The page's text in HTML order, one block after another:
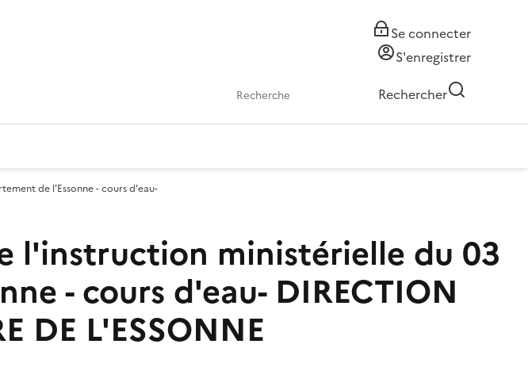
Se connecter
S'enregistrer
Rechercher
de l'Essonne - cours d'eau-
l'instruction ministérielle du 03
- cours d'eau- DIRECTION
DE L'ESSONNE